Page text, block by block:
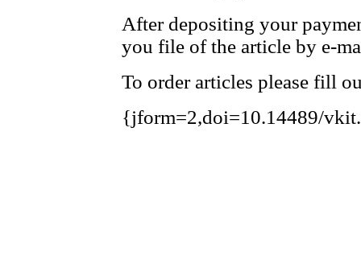
After depositing your
you file of the article by e-
To order articles please fill
{jform=2,doi=10.14489/